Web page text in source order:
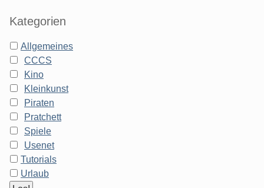
Kategorien
Allgemeines
CCCS
Kino
Kleinkunst
Piraten
Pratchett
Spiele
Usenet
Tutorials
Urlaub